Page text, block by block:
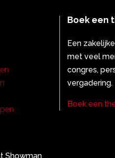
Boek een
Een
met veel
congres,
vergadering.
Boek een
Showman